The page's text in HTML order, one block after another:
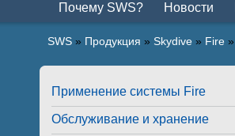
Почему SWS? Новости
SWS » Продукция » Skydive » Fire »
Применение системы Fire
Обслуживание и хранение